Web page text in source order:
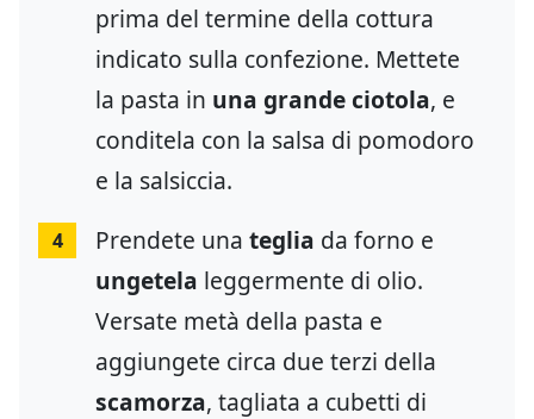
prima del termine della cottura
indicato sulla confezione. Mettete
la pasta in una grande ciotola, e
conditela con la salsa di pomodoro
e la salsiccia.
4 Prendete una teglia da forno e
ungetela leggermente di olio.
Versate metà della pasta e
aggiungete circa due terzi della
scamorza, tagliata a cubetti di